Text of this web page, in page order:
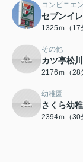
コンビニエ
セブンイ
1325ｍ（17
その他
カツ亭松
2176ｍ（28
幼稚園
さくら幼
2394ｍ（30